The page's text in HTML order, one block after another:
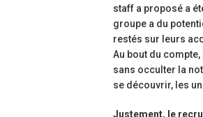
staff a proposé a
groupe a du
restés sur leurs
Au bout du
sans occulter la
se découvrir, les
Justement, le